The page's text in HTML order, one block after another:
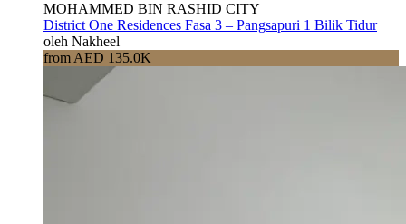
MOHAMMED BIN RASHID CITY
District One Residences Fasa 3 – Pangsapuri 1 Bilik Tidur
oleh Nakheel
from AED 135.0K